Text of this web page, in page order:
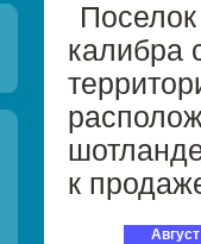
калибра
к